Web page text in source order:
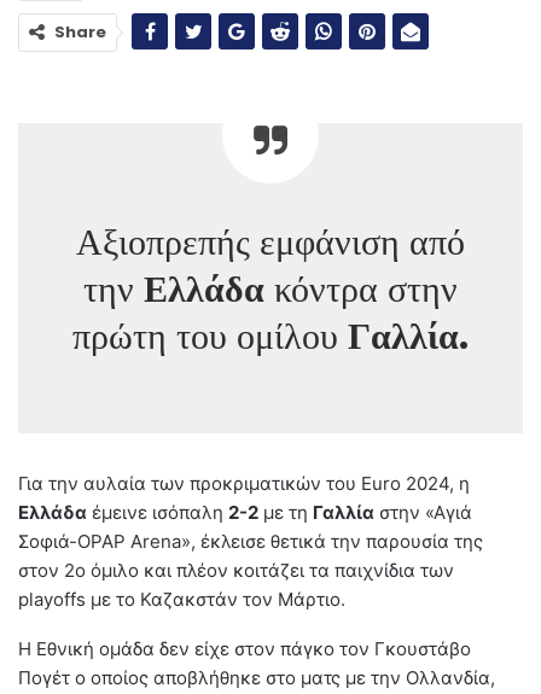
Share
Αξιοπρεπής εμφάνιση από
την Ελλάδακόντρα στην
πρώτη του ομίλου Γαλλία.
Για την αυλαία των προκριματικών του Euro 2024, η
Ελλάδα έμεινε ισόπαλη 2-2 με τη Γαλλία στην «Αγιά
Σοφιά-OPAP Arena», έκλεισε θετικά την παρουσία της
στον 2ο όμιλο και πλέον κοιτάζει τα παιχνίδια των
playoffs με το Καζακστάν τον Μάρτιο.
Η Εθνική ομάδα δεν είχε στον πάγκο τον Γκουστάβο
Πογέτ ο οποίος αποβλήθηκε στο ματς με την Ολλανδία,